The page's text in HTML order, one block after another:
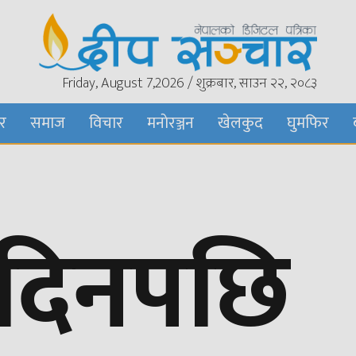
Friday, August 7,2026 / शुक्रबार, साउन २२, २०८३
समाज विचार मनाेरञ्जन खेलकुद घुमफिर